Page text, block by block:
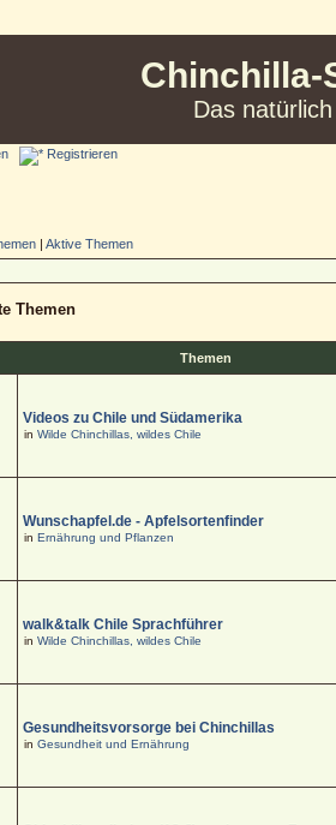
Chinchilla-
Das
Registrieren
|Aktive Themen
Themen
Themen
Videos zu Chile und Südamerika
inWilde Chinchillas, wildes Chile
Wunschapfel.de - Apfelsortenfinder
inErnährung und Pflanzen
walk&talk Chile Sprachführer
inWilde Chinchillas, wildes Chile
Gesundheitsvorsorge bei Chinchillas
inGesundheit und Ernährung